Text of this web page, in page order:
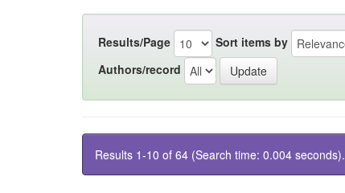
Results/Page Sort items by
Authors/record
Results 1-10 of 64 (Search time: 0.004 seconds).